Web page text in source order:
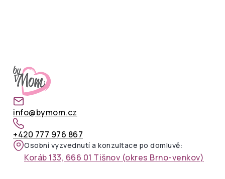
info@bymom.cz
+420 777 976 867
Osobní vyzvednutí a konzultace po domluvě:
Koráb 133, 666 01 Tišnov (okres Brno-venkov)